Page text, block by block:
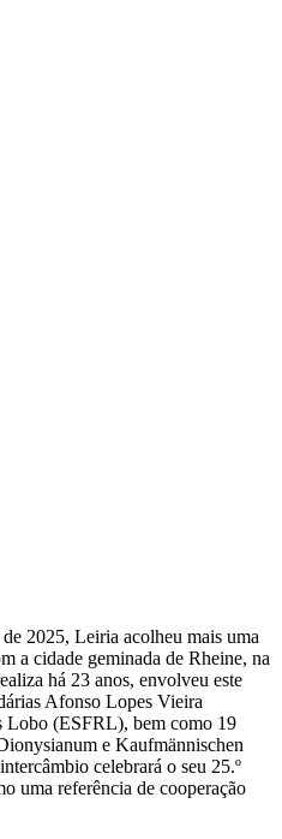
2025, Leiria acolheu mais uma
a cidade geminada de Rheine, na
há 23 anos, envolveu este
Afonso Lopes Vieira
(ESFRL), bem como 19
e Kaufmännischen
celebrará o seu 25.º
uma referência de cooperação